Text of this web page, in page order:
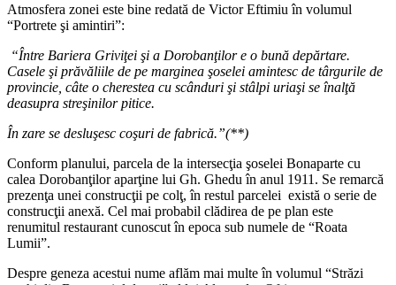
Atmosfera zonei este bine redată de Victor Eftimiu în volumul
“Portrete şi amintiri”:
“Între Bariera Griviţei şi a Dorobanţilor e o bună depărtare.
Casele şi prăvăliile de pe marginea şoselei amintesc de târgurile de
provincie, câte o cherestea cu scânduri şi stâlpi uriaşi se înalţă
deasupra streşinilor pitice.
În zare se desluşesc coşuri de fabrică.”(**)
Conform planului, parcela de la intersecţia şoselei Bonaparte cu
calea Dorobanţilor aparţine lui Gh. Ghedu în anul 1911. Se remarcă
prezenţa unei construcţii pe colţ, în restul parcelei există o serie de
construcţii anexă. Cel mai probabil clădirea de pe plan este
renumitul restaurant cunoscut în epoca sub numele de “Roata
Lumii”.
Despre geneza acestui nume aflăm mai multe în volumul “Străzi